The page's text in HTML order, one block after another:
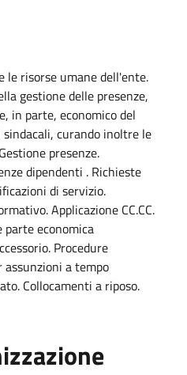
le risorse umane dell'ente.
gestione delle presenze,
in parte, economico del
curando inoltre le
presenze.
dipendenti . Richieste
di servizio.
Applicazione CC.CC.
parte economica
Procedure
a tempo
Collocamenti a riposo.